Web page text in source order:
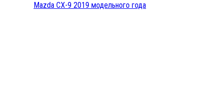
Mazda CX-9 2019 модельного года